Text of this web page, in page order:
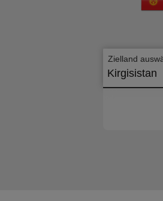
Zielland
Kirgisistan